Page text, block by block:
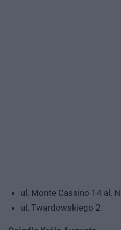
ul. Monte Cassino 14 al.
ul. Twardowskiego 2